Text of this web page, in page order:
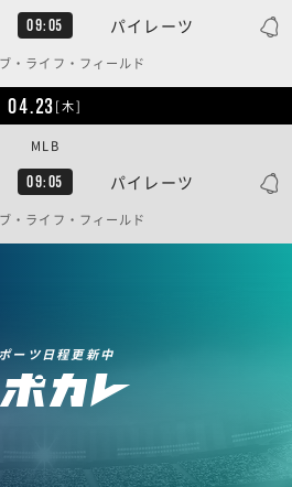
09:05 パイレーツ
・ライフ・フィールド
04.23[木]
09:05 パイレーツ
MLB
・ライフ・フィールド
ーツ日程更新中